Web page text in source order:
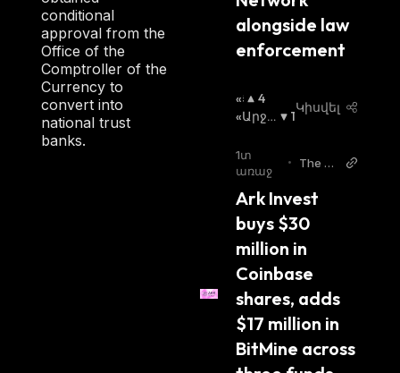
conditional
approval from the
Office of the
Comptroller of the
Currency to
convert into
national trust
banks.
alongside law
enforcement
«Ց
Լ
Շ
Ո
Կ
Ա
4
«Արջ
Կա
1
Կիսվել
1տ
առաջ
•
The Bl
Ark Invest
buys $30
million in
Coinbase
shares, adds
$17 million in
BitMine across